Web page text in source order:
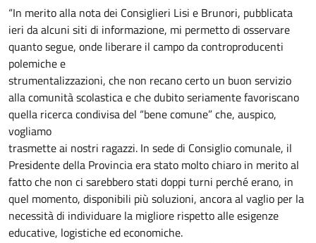
“In merito alla nota dei Consiglieri Lisi e Brunori, pubblicata
ieri da alcuni siti di informazione, mi permetto di osservare
quanto segue, onde liberare il campo da controproducenti
polemiche e
strumentalizzazioni, che non recano certo un buon servizio
alla comunità scolastica e che dubito seriamente favoriscano
quella ricerca condivisa del “bene comune” che, auspico,
vogliamo
trasmette ai nostri ragazzi. In sede di Consiglio comunale, il
Presidente della Provincia era stato molto chiaro in merito al
fatto che non ci sarebbero stati doppi turni perché erano, in
quel momento, disponibili più soluzioni, ancora al vaglio per la
necessità di individuare la migliore rispetto alle esigenze
educative, logistiche ed economiche.